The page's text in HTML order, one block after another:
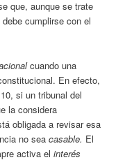
que, aunque se trate
cumplirse con el
cuando una
En efecto,
si un tribunal del
la considera
obligada a revisar esa
no seacasable. El
activa elinterés